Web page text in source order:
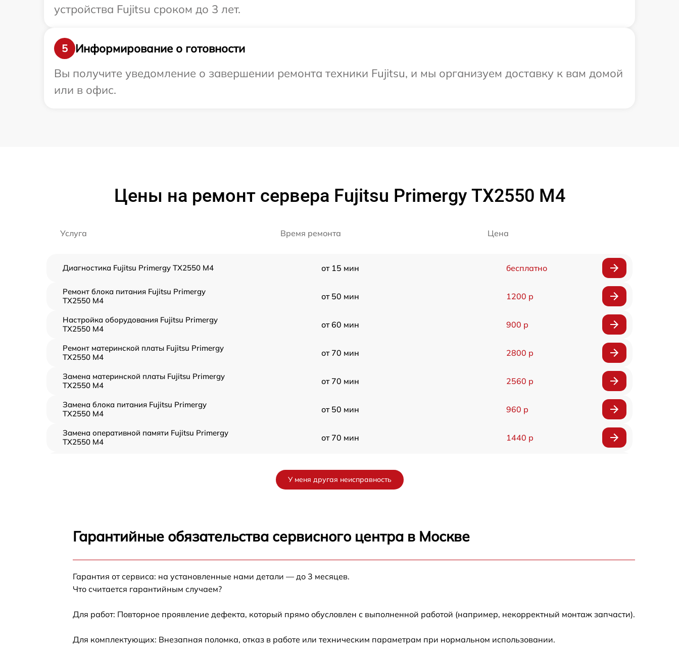
устройства Fujitsu сроком до 3 лет.
5
Информирование о готовности
Вы получите уведомление о завершении ремонта техники Fujitsu, и мы организуем доставку к вам домой
или в офис.
Цены на ремонт сервера Fujitsu Primergy TX2550 M4
Услуга Время ремонта Цена
Диагностика Fujitsu Primergy TX2550 M4 от 15 мин бесплатно
Ремонт блока питания Fujitsu Primergy
TX2550 M4
от 50 мин 1200 р
Настройка оборудования Fujitsu Primergy
TX2550 M4
от 60 мин 900 р
Ремонт материнской платы Fujitsu Primergy
TX2550 M4
от 70 мин 2800 р
Замена материнской платы Fujitsu Primergy
TX2550 M4
от 70 мин 2560 р
Замена блока питания Fujitsu Primergy
TX2550 M4
от 50 мин 960 р
Замена оперативной памяти Fujitsu Primergy
TX2550 M4
от 70 мин 1440 р
Восстановление загрузчика BIOS Fujitsu
Ремонт СХД Fujitsu Primergy TX2550 M4 от 100 мин
Primergy TX2550 M4
Primergy TX2550 M4
от 70 мин 3200 р
У меня другая неисправность
Гарантийные обязательства сервисного центра в Москве
Гарантия от сервиса: на установленные нами детали — до 3 месяцев.
Что считается гарантийным случаем?
Для работ: Повторное проявление дефекта, который прямо обусловлен с выполненной работой (например, некорректный монтаж запчасти).
Для комплектующих: Внезапная поломка, отказ в работе или техническим параметрам при нормальном использовании.